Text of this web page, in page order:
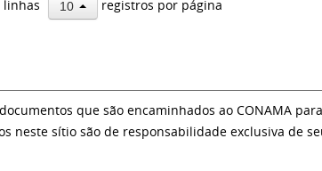
linhas 10 registros por página
que são encaminhados ao CONAMA
neste sítio são de responsabilidade exclusiva de